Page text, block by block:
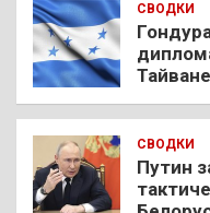
СВОДКИ
СВОДКИ
Путин